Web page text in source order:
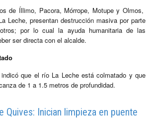
de Íllimo, Pacora, Mórrope, Motupe y Olmos,
Leche, presentan destrucción masiva por parte
por lo cual la ayuda humanitaria de las
ser directa con el alcalde.
indicó que el río La Leche está colmatado y que
de 1 a 1.5 metros de profundidad.
Quives: Inician limpieza en puente